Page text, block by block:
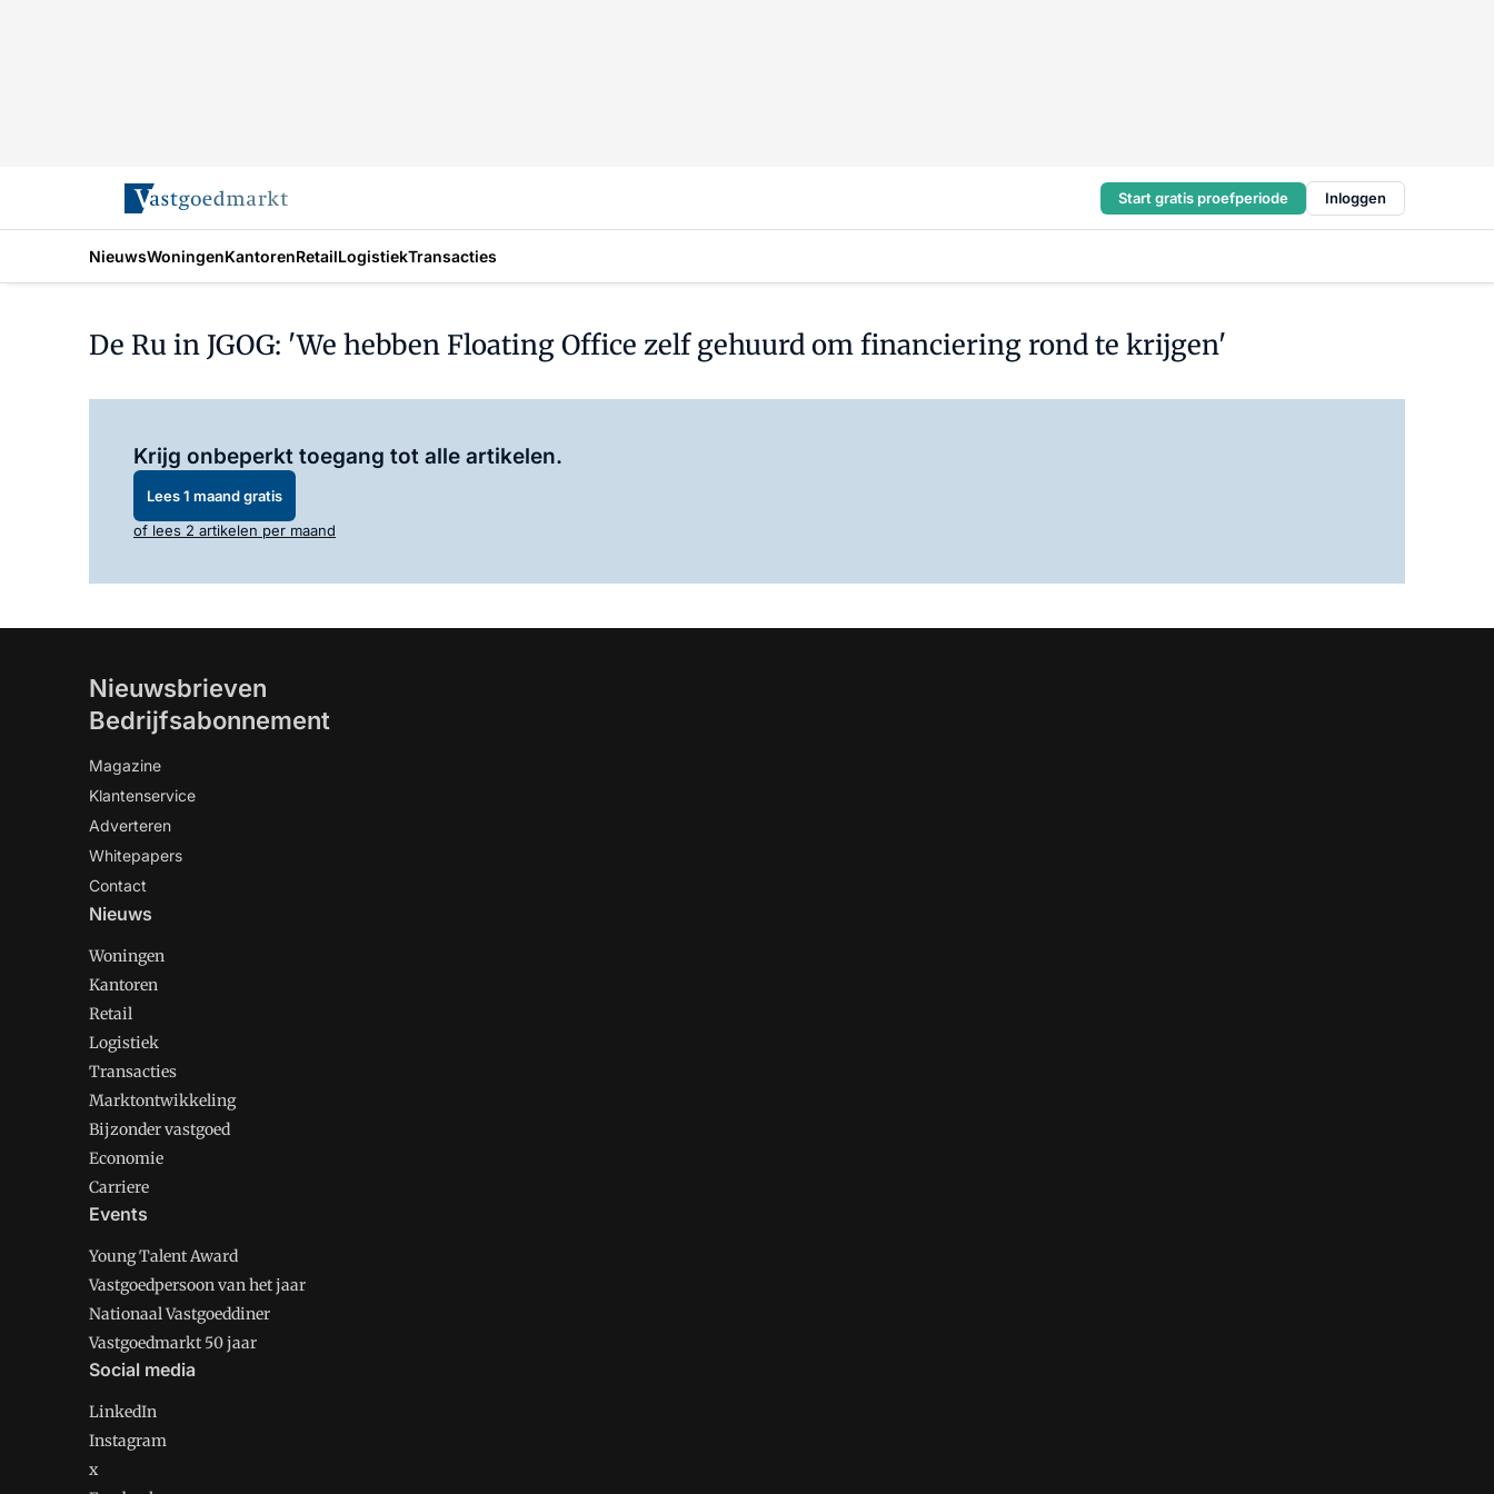
Start gratis proefperiode Inloggen
NieuwsWoningenKantorenRetailLogistiekTransacties
De Ru in JGOG: 'We hebben Floating Office zelf gehuurd om financiering rond te krijgen'
Krijg onbeperkt toegang tot alle artikelen.
Lees 1 maand gratis
of lees 2 artikelen per maand
Nieuwsbrieven
Bedrijfsabonnement
Magazine
Klantenservice
Adverteren
Whitepapers
Contact
Nieuws
Woningen
Kantoren
Retail
Logistiek
Transacties
Marktontwikkeling
Bijzonder vastgoed
Economie
Carriere
Events
Young Talent Award
Vastgoedpersoon van het jaar
Nationaal Vastgoeddiner
Vastgoedmarkt 50 jaar
Social media
LinkedIn
Instagram
x